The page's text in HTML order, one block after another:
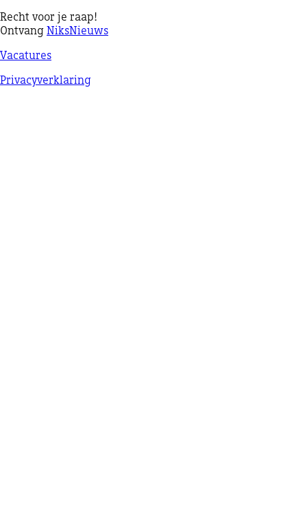
Recht voor je raap!
Ontvang NiksNieuws
Vacatures
Privacyverklaring